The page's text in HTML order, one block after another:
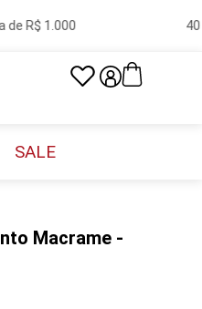
R$ 1.000 40
SALE
Macrame -